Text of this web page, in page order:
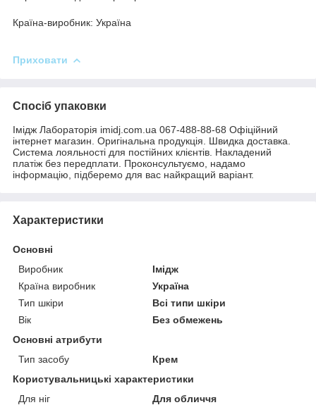
Країна-виробник: Україна
Приховати
Спосіб упаковки
Імідж Лабораторія imidj.com.ua 067-488-88-68 Офіційний
інтернет магазин. Оригінальна продукція. Швидка доставка.
Система лояльності для постійних клієнтів. Накладений
платіж без передплати. Проконсультуємо, надамо
інформацію, підберемо для вас найкращий варіант.
Характеристики
Основні
Виробник
Імідж
Країна виробник
Україна
Тип шкіри
Всі типи шкіри
Вік
Без обмежень
Основні атрибути
Тип засобу
Крем
Користувальницькі характеристики
Для ніг
Для обличчя